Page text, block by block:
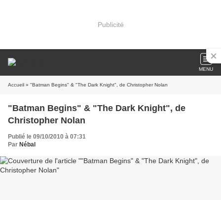
Publicité
MENU
Accueil » "Batman Begins" & "The Dark Knight", de Christopher Nolan
"Batman Begins" & "The Dark Knight", de
Christopher Nolan
Publié le 09/10/2010 à 07:31
Par Nébal